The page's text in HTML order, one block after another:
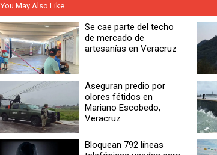
You May Also Like
Se cae parte del techo
de mercado de
artesanías en Veracruz
Aseguran predio por
olores fétidos en
Mariano Escobedo,
Veracruz
Bloquean 792 líneas